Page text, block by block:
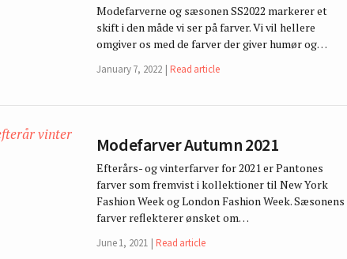
Modefarverne og sæsonen SS2022 markerer et
skift i den måde vi ser på farver. Vi vil hellere
omgiver os med de farver der giver humør og…
January 7, 2022 Read article
Modefarver Autumn 2021
Efterårs- og vinterfarver for 2021 er Pantones
farver som fremvist i kollektioner til New York
Fashion Week og London Fashion Week. Sæsonens
farver reflekterer ønsket om…
June 1, 2021 Read article